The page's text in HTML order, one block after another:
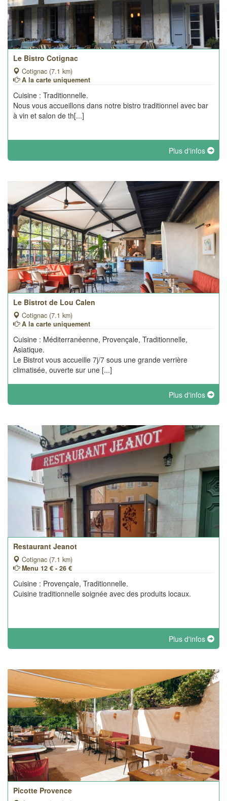
Le Bistro Cotignac
Cotignac (7.1 km)
A la carte uniquement
Cuisine : Traditionnelle.
Nous vous accueillons dans notre bistro traditionnel avec bar
à vin et salon de th[...]
Plus d'infos
Le Bistrot de Lou Calen
Cotignac (7.1 km)
A la carte uniquement
Cuisine : Méditerranéenne, Provençale, Traditionnelle,
Asiatique.
Le Bistrot vous accueille 7j/7 sous une grande verrière
climatisée, ouverte sur une [...]
Plus d'infos
Restaurant Jeanot
Cotignac (7.1 km)
Menu 12 € - 26 €
Cuisine : Provençale, Traditionnelle.
Cuisine traditionnelle soignée avec des produits locaux.
Plus d'infos
Picotte Provence